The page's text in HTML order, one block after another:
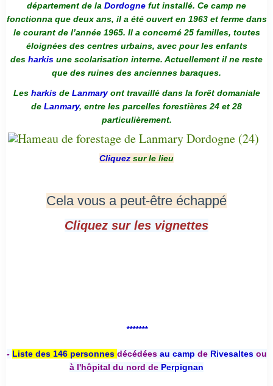
département de la Dordogne fut installé. Ce camp ne
fonctionna que deux ans, il a été ouvert en 1963 et ferme dans
le courant de l’année 1965. Il a concerné 25 familles, toutes
éloignées des centres urbains, avec pour les enfants
des harkis une scolarisation interne. Actuellement il ne reste
que des ruines des anciennes baraques.
Les harkis de Lanmaryont travaillé dans la forêt domaniale
de Lanmary, entre les parcelles forestières 24 et 28
particulièrement.
Cliquez sur le lieu
Cela vous a peut-être échappé
Cliquez sur les vignettes
*******
- Liste des 146 personnes décédées au camp deRivesaltesou
à l'hôpital du nord de Perpignan